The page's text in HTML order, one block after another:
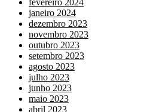
fevereiro 2024
janeiro 2024
dezembro 2023
novembro 2023
outubro 2023
setembro 2023
agosto 2023
julho 2023
junho 2023
maio 2023
abril 2023